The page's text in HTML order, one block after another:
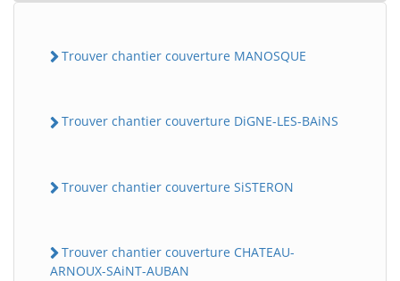
Trouver chantier couverture MANOSQUE
Trouver chantier couverture DiGNE-LES-BAiNS
Trouver chantier couverture SiSTERON
Trouver chantier couverture CHATEAU-
ARNOUX-SAiNT-AUBAN